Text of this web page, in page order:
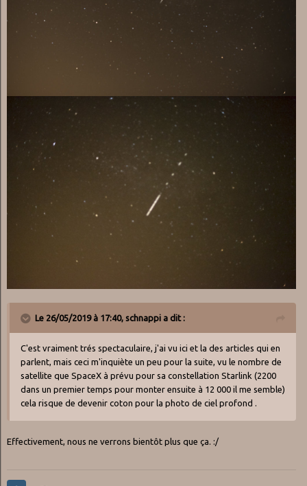
Le 26/05/2019 à 17:40, schnappi a dit :
C'est vraiment trés spectaculaire, j'ai vu ici et la des articles qui en
parlent, mais ceci m'inquiète un peu pour la suite, vu le nombre de
satellite que SpaceX à prévu pour sa constellation Starlink (2200
dans un premier temps pour monter ensuite à 12 000 il me semble)
cela risque de devenir coton pour la photo de ciel profond .
Effectivement, nous ne verrons bientôt plus que ça. :/